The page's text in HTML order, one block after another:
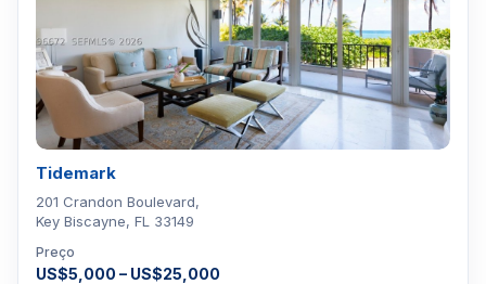
Tidemark
201 Crandon Boulevard,
Key Biscayne, FL 33149
Preço
US$5,000 – US$25,000